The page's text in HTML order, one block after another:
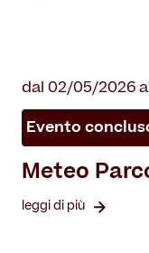
dal 02/05/2026
Evento
Meteo
leggi di più